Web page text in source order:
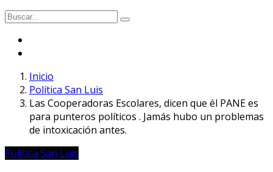
Inicio
Política San Luis
Las Cooperadoras Escolares, dicen que él PANE es
para punteros políticos . Jamás hubo un problemas
de intoxicación antes.
Política San Luis